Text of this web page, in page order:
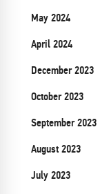
May 2024
April 2024
December 2023
October 2023
September 2023
August 2023
July 2023